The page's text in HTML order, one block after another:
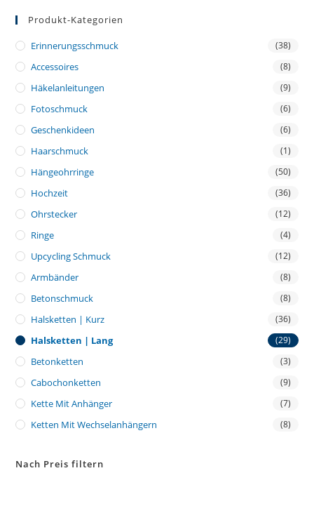
Produkt-Kategorien
Erinnerungsschmuck (38)
Accessoires (8)
Häkelanleitungen (9)
Fotoschmuck (6)
Geschenkideen (6)
Haarschmuck (1)
Hängeohrringe (50)
Hochzeit (36)
Ohrstecker (12)
Ringe (4)
Upcycling Schmuck (12)
Armbänder (8)
Betonschmuck (8)
Halsketten | Kurz (36)
Halsketten | Lang (29)
Betonketten (3)
Cabochonketten (9)
Kette Mit Anhänger (7)
Ketten Mit Wechselanhängern (8)
Nach Preis filtern